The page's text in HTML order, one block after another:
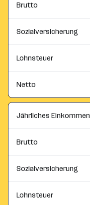
Brutto
Sozialversicherung
Lohnsteuer
Netto
Jährliches Einkommen
Brutto
Sozialversicherung
Lohnsteuer